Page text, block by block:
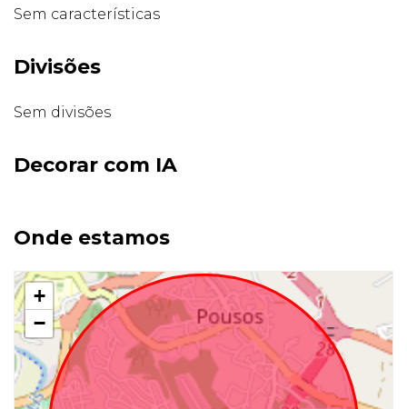
Sem características
Divisões
Sem divisões
Decorar com IA
Onde estamos
+
−